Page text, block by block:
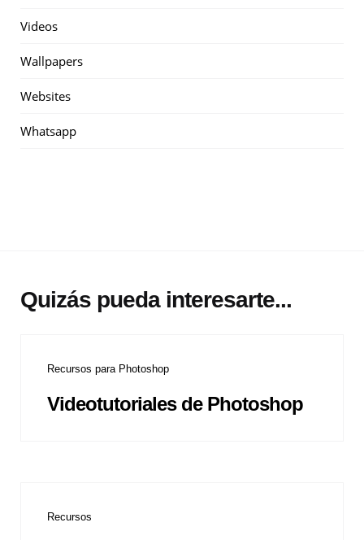
Videos
Wallpapers
Websites
Whatsapp
Quizás pueda interesarte...
Recursos para Photoshop
Videotutoriales de Photoshop
Recursos